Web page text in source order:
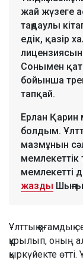
жай жүзеге
таңдаулы
едік, қазір
Сонымен
бойынша
тапқай.
Ерлан Қарин
болдым.
мазмұнын
мемлекетті
жазды
Ұлттық
құрылып, оның
қыркүйекте